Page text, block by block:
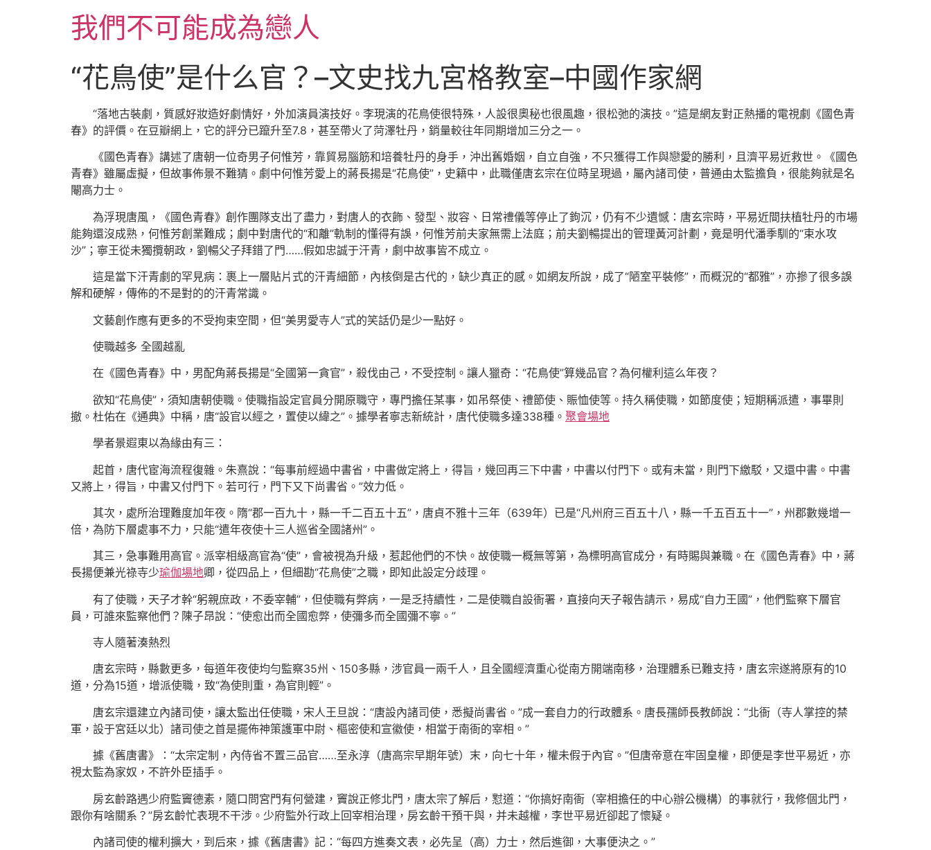
我們不可能成為戀人
“花鳥使”是什么官？–文史找九宮格教室–中國作家網
“落地古裝劇，質感好妝造好劇情好，外加演員演技好。李現演的花鳥使很特殊，人設很奧秘也很風趣，很松弛的演技。”這是網友對正熱播的電視劇《國色青
春》的評價。在豆瓣網上，它的評分已躥升至7.8，甚至帶火了菏澤牡丹，銷量較往年同期增加三分之一。
《國色青春》講述了唐朝一位奇男子何惟芳，靠貿易腦筋和培養牡丹的身手，沖出舊婚姻，自立自強，不只獲得工作與戀愛的勝利，且濟平易近救世。《國色
青春》雖屬虛擬，但故事佈景不難猜。劇中何惟芳愛上的蔣長揚是“花鳥使”，史籍中，此職僅唐玄宗在位時呈現過，屬內諸司使，普通由太監擔負，很能夠就是名
閹高力士。
為浮現唐風，《國色青春》創作團隊支出了盡力，對唐人的衣飾、發型、妝容、日常禮儀等停止了鉤沉，仍有不少遺憾：唐玄宗時，平易近間扶植牡丹的市場
能夠還沒成熟，何惟芳創業難成；劇中對唐代的“和離”軌制的懂得有誤，何惟芳前夫家無需上法庭；前夫劉暢提出的管理黃河計劃，竟是明代潘季馴的“束水攻
沙”；寧王從未獨攬朝政，劉暢父子拜錯了門……假如忠誠于汗青，劇中故事皆不成立。
這是當下汗青劇的罕見病：裹上一層貼片式的汗青細節，內核倒是古代的，缺少真正的感。如網友所說，成了“陋室平裝修”，而概況的“都雅”，亦摻了很多誤
解和硬解，傳佈的不是對的的汗青常識。
文藝創作應有更多的不受拘束空間，但“美男愛寺人”式的笑話仍是少一點好。
使職越多 全國越亂
在《國色青春》中，男配角蔣長揚是“全國第一貪官”，殺伐由己，不受控制。讓人獵奇：“花鳥使”算幾品官？為何權利這么年夜？
欲知“花鳥使”，須知唐朝使職。使職指設定官員分開原職守，專門擔任某事，如吊祭使、禮節使、賑恤使等。持久稱使職，如節度使；短期稱派遣，事畢則
撤。杜佑在《通典》中稱，唐“設官以經之，置使以緯之”。據學者寧志新統計，唐代使職多達338種。 聚會場地
學者景遐東以為緣由有三：
起首，唐代宦海流程復雜。朱熹說：“每事前經過中書省，中書做定將上，得旨，幾回再三下中書，中書以付門下。或有未當，則門下繳駁，又還中書。中書
又將上，得旨，中書又付門下。若可行，門下又下尚書省。”效力低。
其次，處所治理難度加年夜。隋“郡一百九十，縣一千二百五十五”，唐貞不雅十三年（639年）已是“凡州府三百五十八，縣一千五百五十一”，州郡數幾增一
倍，為防下層處事不力，只能“遣年夜使十三人巡省全國諸州”。
其三，急事難用高官。派宰相級高官為“使”，會被視為升級，惹起他們的不快。故使職一概無等第，為標明高官成分，有時賜與兼職。在《國色青春》中，蔣
長揚便兼光祿寺少瑜伽場地卿，從四品上，但細勘“花鳥使”之職，即知此設定分歧理。
有了使職，天子才幹“躬親庶政，不委宰輔”，但使職有弊病，一是乏持續性，二是使職自設衙署，直接向天子報告請示，易成“自力王國”，他們監察下層官
員，可誰來監察他們？陳子昂說：“使愈出而全國愈弊，使彌多而全國彌不寧。”
寺人隨著湊熱烈
唐玄宗時，縣數更多，每道年夜使均勻監察35州、150多縣，涉官員一兩千人，且全國經濟重心從南方開端南移，治理體系已難支持，唐玄宗遂將原有的10
道，分為15道，增派使職，致“為使則重，為官則輕”。
唐玄宗還建立內諸司使，讓太監出任使職，宋人王旦說：“唐設內諸司使，悉擬尚書省。”成一套自力的行政體系。唐長孺師長教師說：“北衙（寺人掌控的禁
軍，設于宮廷以北）諸司使之首是擺佈神策護軍中尉、樞密使和宣徽使，相當于南衙的宰相。”
據《舊唐書》：“太宗定制，內侍省不置三品官……至永淳（唐高宗早期年號）末，向七十年，權未假于內官。”但唐帝意在牢固皇權，即便是李世平易近，亦
視太監為家奴，不許外臣插手。
房玄齡路遇少府監竇德素，隨口問宮門有何營建，竇說正修北門，唐太宗了解后，懟道：“你搞好南衙（宰相擔任的中心辦公機構）的事就行，我修個北門，
跟你有啥關系？”房玄齡忙表現不干涉。少府監外行政上回宰相治理，房玄齡干預干與，并未越權，李世平易近卻起了懷疑。
內諸司使的權利擴大，到后來，據《舊唐書》記：“每四方進奏文表，必先呈（高）力士，然后進御，大事便決之。”